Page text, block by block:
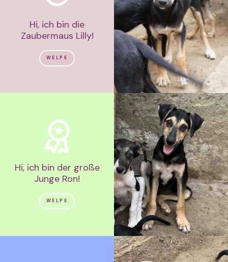
Hi, ich bin die
Zaubermaus Lilly!
WELPE
Hi, ich bin der große
Junge Ron!
WELPE